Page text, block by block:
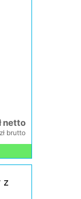
netto
brutto
z